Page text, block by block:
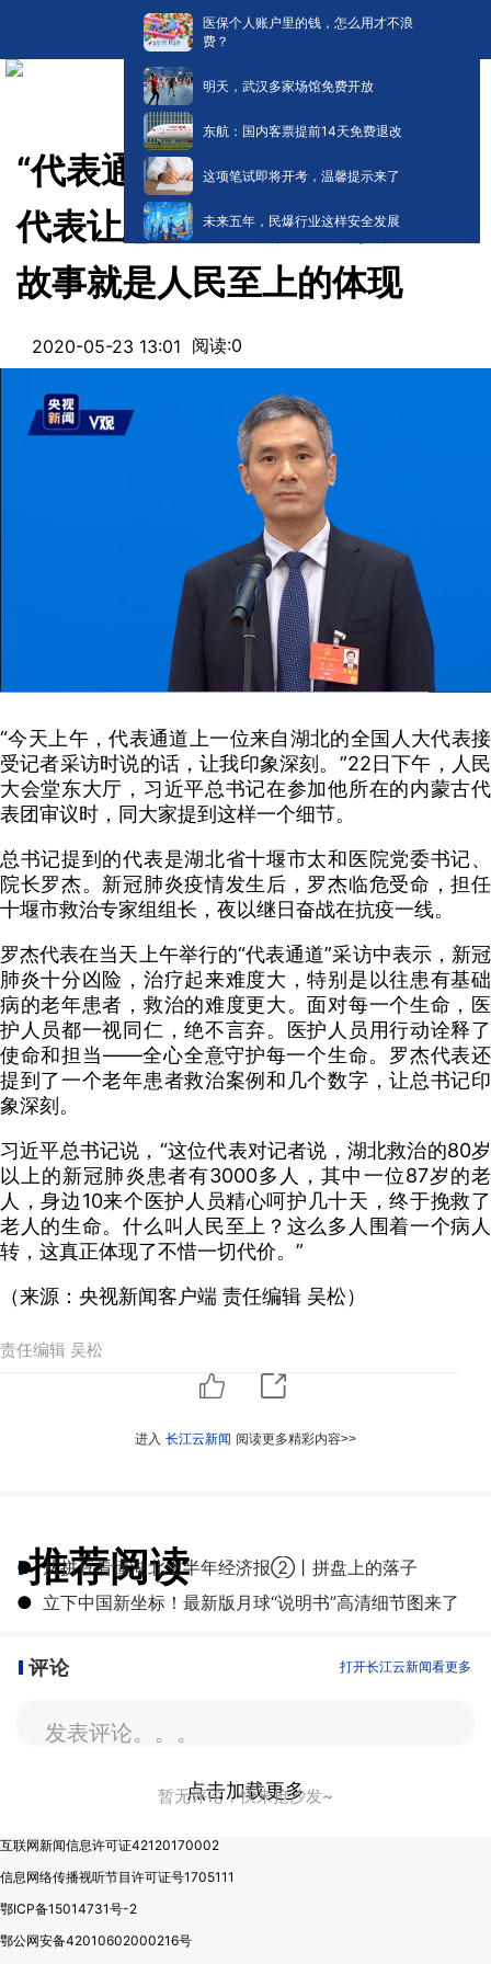
医保个人账户里的钱，怎么用才不浪
费？
明天，武汉多家场馆免费开放
东航：国内客票提前14天免费退改
这项笔试即将开考，温馨提示来了
未来五年，民爆行业这样安全发展
“代表通道”上这位来自湖北的
代表让总书记印象深刻，这个
故事就是人民至上的体现
2020-05-23 13:01 阅读:0
“今天上午，代表通道上一位来自湖北的全国人大代表接
受记者采访时说的话，让我印象深刻。”22日下午，人民
大会堂东大厅，习近平总书记在参加他所在的内蒙古代
表团审议时，同大家提到这样一个细节。
总书记提到的代表是湖北省十堰市太和医院党委书记、
院长罗杰。新冠肺炎疫情发生后，罗杰临危受命，担任
十堰市救治专家组组长，夜以继日奋战在抗疫一线。
罗杰代表在当天上午举行的“代表通道”采访中表示，新冠
肺炎十分凶险，治疗起来难度大，特别是以往患有基础
病的老年患者，救治的难度更大。面对每一个生命，医
护人员都一视同仁，绝不言弃。医护人员用行动诠释了
使命和担当——全心全意守护每一个生命。罗杰代表还
提到了一个老年患者救治案例和几个数字，让总书记印
象深刻。
习近平总书记说，“这位代表对记者说，湖北救治的80岁
以上的新冠肺炎患者有3000多人，其中一位87岁的老
人，身边10来个医护人员精心呵护几十天，终于挽救了
老人的生命。什么叫人民至上？这么多人围着一个病人
转，这真正体现了不惜一切代价。”
（来源：央视新闻客户端 责任编辑 吴松）
责任编辑 吴松
进入 长江云新闻 阅读更多精彩内容>>
推荐阅读
● 从拼豆看懂湖北上半年经济报②丨拼盘上的落子
● 立下中国新坐标！最新版月球“说明书”高清细节图来了
评论 打开长江云新闻看更多
发表评论。。。
暂无评论，快来抢沙发~
点击加载更多
互联网新闻信息许可证42120170002
信息网络传播视听节目许可证号1705111
鄂ICP备15014731号-2
鄂公网安备42010602000216号